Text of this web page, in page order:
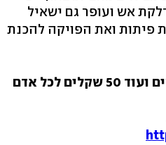
אש ועופר גם ישאיל
פיתות ואת הפויקה להכנת
400 שקל עד ארבעה אנשים ועוד 50 שקלים לכל אדם